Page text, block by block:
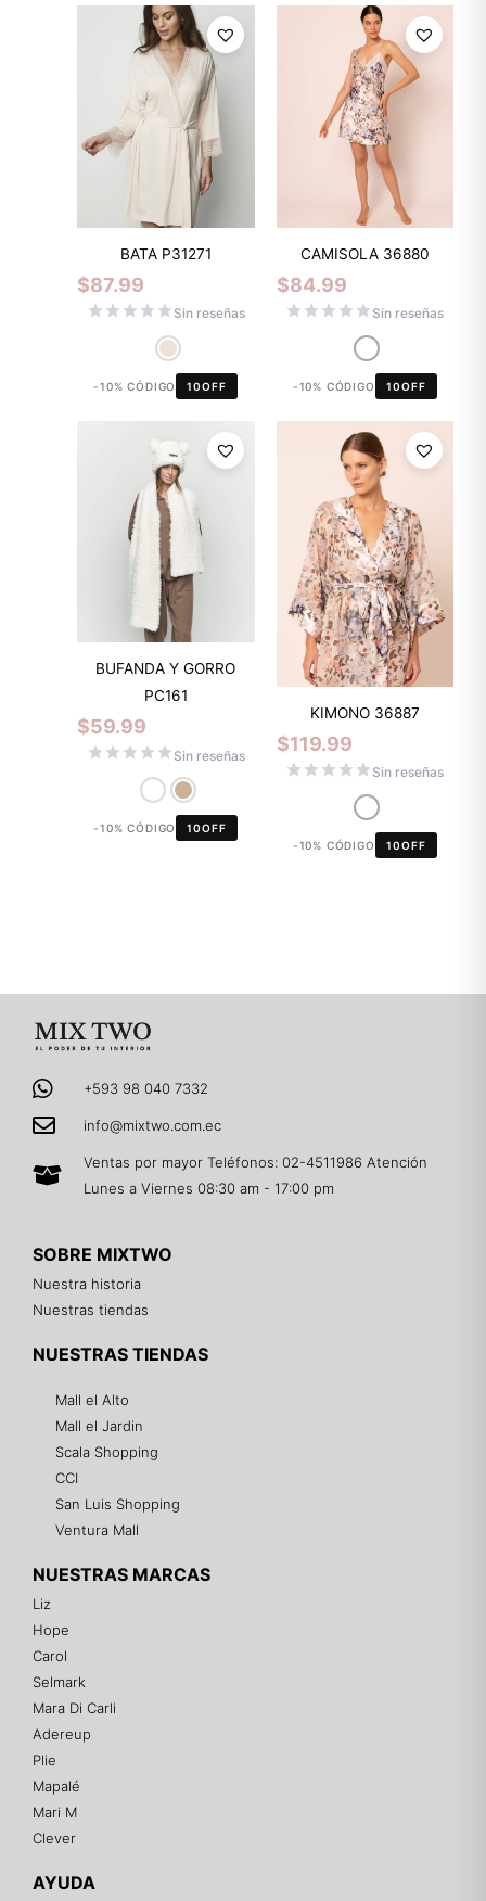
BATA P31271
$87.99
Sin reseñas
-10% CÓDIGO 10OFF
CAMISOLA 36880
$84.99
Sin reseñas
-10% CÓDIGO 10OFF
BUFANDA Y GORRO
PC161
$59.99
Sin reseñas
-10% CÓDIGO 10OFF
KIMONO 36887
$119.99
Sin reseñas
-10% CÓDIGO 10OFF
+593 98 040 7332
info@mixtwo.com.ec
Ventas por mayor Teléfonos: 02-4511986 Atención
Lunes a Viernes 08:30 am - 17:00 pm
SOBRE MIXTWO
Nuestra historia
Nuestras tiendas
NUESTRAS TIENDAS
Mall el Alto
Mall el Jardin
Scala Shopping
CCI
San Luis Shopping
Ventura Mall
NUESTRAS MARCAS
Liz
Hope
Carol
Selmark
Mara Di Carli
Adereup
Plie
Mapalé
Mari M
Clever
AYUDA
¡Hola! 👋
Gracias por visitarnos. Te asesoramos
personalmente con tu compra: tallas, envíos y
pagos.
Recuerda: 10% de descuento en tu primera compra
Contáctanos por el canal que prefieras 💕